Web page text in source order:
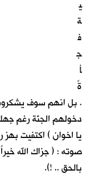
ي
ة
ف
ج
أ
ةً
. بل انهم سوف
دخولهم الجنّة رغم
يا اخوان ) اكتفيت
صوته : ( جزاك الله
بالحق .. !).